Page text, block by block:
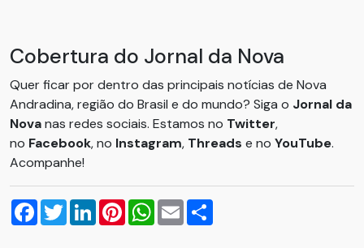
Cobertura do Jornal da Nova
Quer ficar por dentro das principais notícias de Nova
Andradina, região do Brasil e do mundo? Siga o Jornal da
Novanas redes sociais. Estamos no Twitter,
no Facebook, no Instagram, Threads e no YouTube.
Acompanhe!
Facebook
TwitterLinkedInPinterestWhatsApp
Email